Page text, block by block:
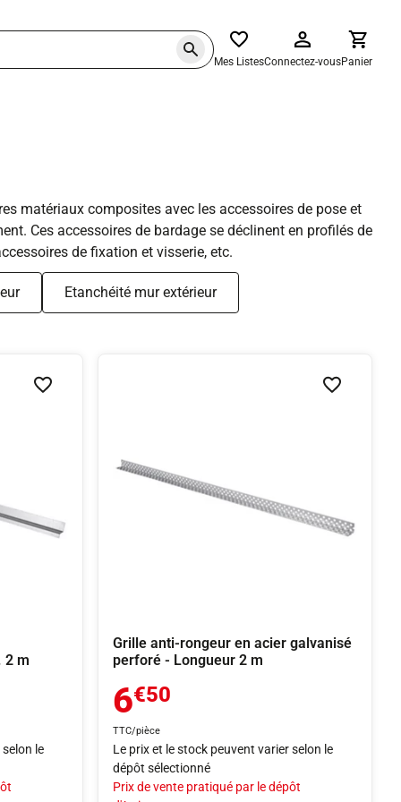
Mes ListesConnectez-vousPanier
matériaux composites avec les accessoires de pose et
Ces accessoires de bardage se déclinent en profilés de
de fixation et visserie, etc.
Etanchéité mur extérieur
Ajouter à la liste de souhaits
2 m
le
Ajouter à la
Grille anti-rongeur en acier galvanisé
perforé - Longueur 2 m
6€50
TTC/pièce
Le prix et le stock peuvent varier selon le
dépôt sélectionné
Prix de vente pratiqué par le dépôt